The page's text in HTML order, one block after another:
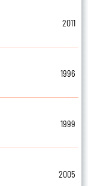
2011
1996
1999
2005